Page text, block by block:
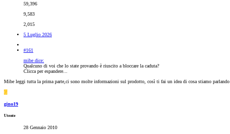
59,396
9,583
2,015
5 Luglio 2026
#161
mibe dice:
Qualcuno di voi che lo state provando è riuscito a bloccare la caduta?
Clicca per espandere...
Mibe leggi tutta la prima parte,ci sono molte informazioni sul prodotto, così ti fai un idea di cosa stiamo parlando
G
gino19
Utente
28 Gennaio 2010